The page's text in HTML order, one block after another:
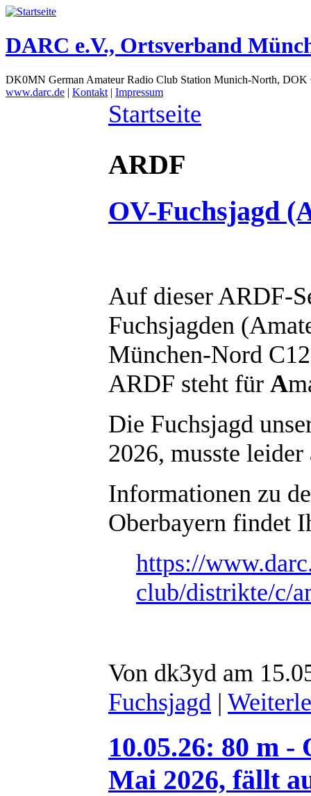
DARC e.V., Ortsverband
DK0MN German Amateur Radio Club Station Munich-North,
www.darc.de | Kontakt | Impressum
Startseite
ARDF
OV-Fuchsjagd
Auf dieser ARDF-
Fuchsjagden
München-Nord
ARDF steht für A
Die Fuchsjagd
2026, musste
Informationen zu
Oberbayern findet
https://
club/distrikte/c/
Von dk3yd am
Fuchsjagd |
10.05.26: 80 m -
Mai 2026, fällt